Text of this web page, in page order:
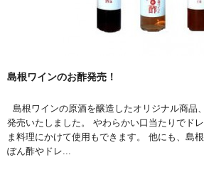
島根ワインのお酢発売！
島根ワインの原酒を醸造したオリジナル商品
発売いたしました。 やわらかい口当たりでド
ま料理にかけて使用もできます。 他にも、島
ぽん酢やドレ...